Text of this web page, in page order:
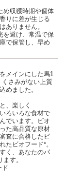
め収獲時期や個体
りに差が生じる
ありません。
を避け、常温で保
で保管し、早め
メインにした馬1
さみがない上質
めました。
、楽しく
ろいろな食材で
でいます。ビオ
た高品質な原材
査に合格したビ
たビオフード*。
く、あなたのパ
す。
ド